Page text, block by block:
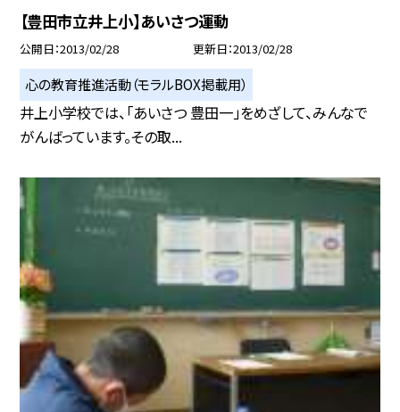
【豊田市立井上小】あいさつ運動
公開日 2013/02/28 更新日 2013/02/28
心の教育推進活動（モラルBOX掲載用）
井上小学校では、「あいさつ 豊田一」をめざして、みんなで
がんばっています。その取...